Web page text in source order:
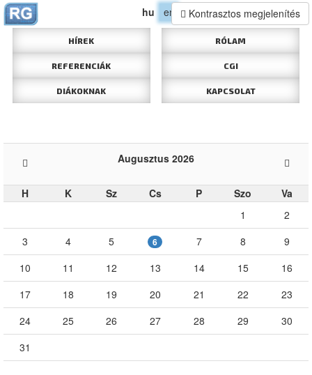
hu en Kontrasztos megjelenítés
HÍREK RÓLAM
REFERENCIÁK CGI
DIÁKOKNAK KAPCSOLAT
Augusztus 2026
H K Sz Cs P Szo
Va
1
2
3
4 5 6 7 8
9
10
11 12 13 14 15
16
17
18 19 20 21 22
23
24
25 26 27 28 29
30
31